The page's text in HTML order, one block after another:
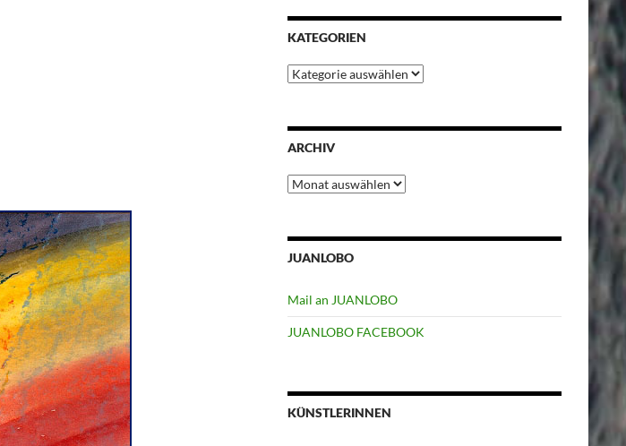
KATEGORIEN
Kategorien
ARCHIV
Archiv
JUANLOBO
Mail an JUANLOBO
JUANLOBO FACEBOOK
KÜNSTLERINNEN